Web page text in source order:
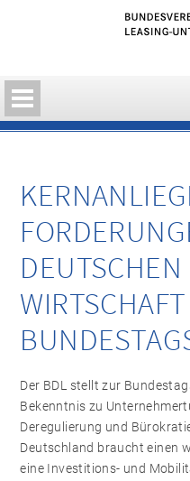
Der BDL stellt zur
Bekenntnis zu
Deregulierung und
Deutschland braucht einen
eine Investitions- und